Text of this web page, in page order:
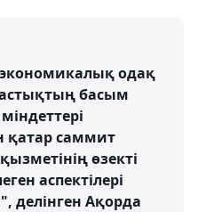
одақ
басым
саммит
өзекті
аспектілері
делінген Ақорда